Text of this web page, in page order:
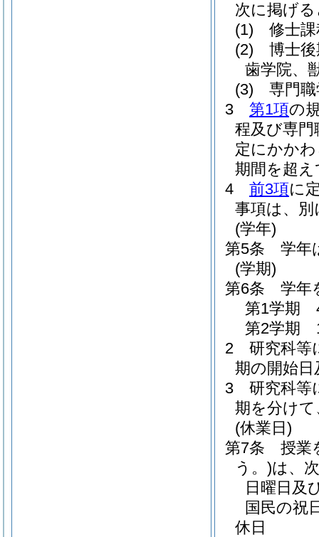
次に掲げ
(1)
修士
(2)
博士
歯学院、
(3)
専門
3
第1項の
程及び専
定にかか
期間を超
4
前3項に
事項は、
(学年)
第5条
学年
(学期)
第6条
学年
第1学期
第2学期
2
研究科等
期の開始
3
研究科等
期を分け
(休業日)
第7条
授業
う。)は、
日曜日及
国民の祝
休日